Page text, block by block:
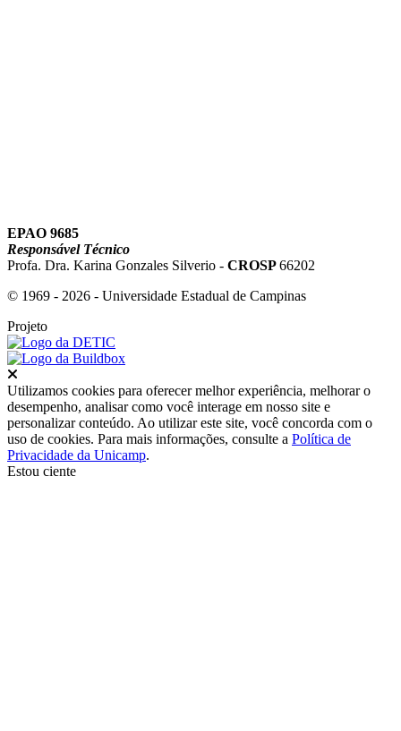
EPAO 9685
Responsável Técnico
Profa. Dra. Karina Gonzales Silverio - CROSP66202
© 1969 - 2026 - Universidade Estadual de Campinas
Projeto
Utilizamos cookies para oferecer melhor experiência, melhorar o
desempenho, analisar como você interage em nosso site e
personalizar conteúdo. Ao utilizar este site, você concorda com o
uso de cookies. Para mais informações, consulte a Política de
Privacidade da Unicamp.
Estou ciente